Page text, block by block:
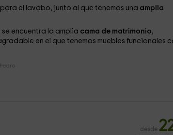
el lavabo, junto al que tenemos una amplia
encuentra la amplia cama de matrimonio,
en el que tenemos muebles funcionales
desde